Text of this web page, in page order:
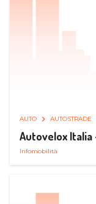
AUTO AUTOSTRADE
Autovelox Italia
Infomobilità